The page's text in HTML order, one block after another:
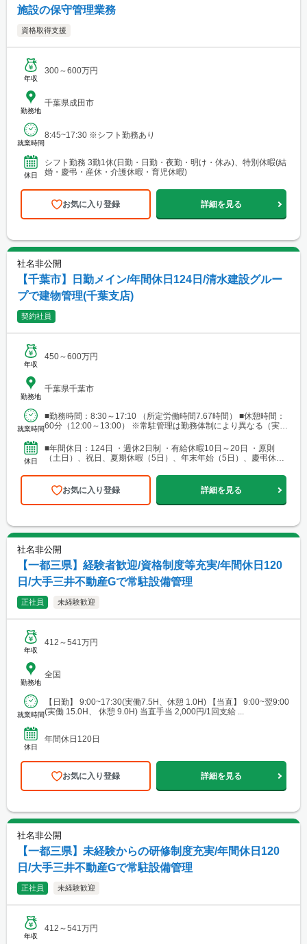
施設の保守管理業務
資格取得支援
年収
300～600万円
勤務地
千葉県成田市
就業時間
8:45~17:30 ※シフト勤務あり
休日
シフト勤務 3勤1休(日勤・日勤・夜勤・明け・休み)、特別休暇(結
婚・慶弔・産休・介護休暇・育児休暇)
お気に入り登録 詳細を見る
社名非公開
【千葉市】日勤メイン/年間休日124日/清水建設グルー
プで建物管理(千葉支店)
契約社員
年収
450～600万円
勤務地
千葉県千葉市
就業時間
■勤務時間：8:30～17:10 （所定労働時間7.67時間） ■休憩時間：
60分（12:00～13:00） ※常駐管理は勤務体制により異なる（実働
休日
■年間休日：124日 ・週休2日制 ・有給休暇10日～20日 ・原則
（土日）、祝日、夏期休暇（5日）、年末年始（5日）、慶弔休暇
お気に入り登録 詳細を見る
社名非公開
【一都三県】経験者歓迎/資格制度等充実/年間休日120
日/大手三井不動産Gで常駐設備管理
正社員 未経験歓迎
年収
412～541万円
勤務地
全国
就業時間
【日勤】 9:00~17:30(実働7.5H、休憩 1.0H) 【当直】 9:00~翌9:00
休日
年間休日120日
お気に入り登録 詳細を見る
社名非公開
【一都三県】未経験からの研修制度充実/年間休日120
日/大手三井不動産Gで常駐設備管理
正社員 未経験歓迎
年収
412～541万円